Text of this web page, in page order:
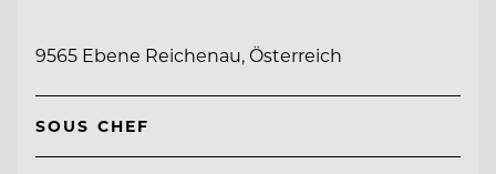
9565 Ebene Reichenau, Österreich
SOUS CHEF